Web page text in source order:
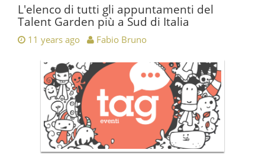
L'elenco di tutti gli appuntamenti del
Talent Garden più a Sud di Italia
11 years ago Fabio Bruno